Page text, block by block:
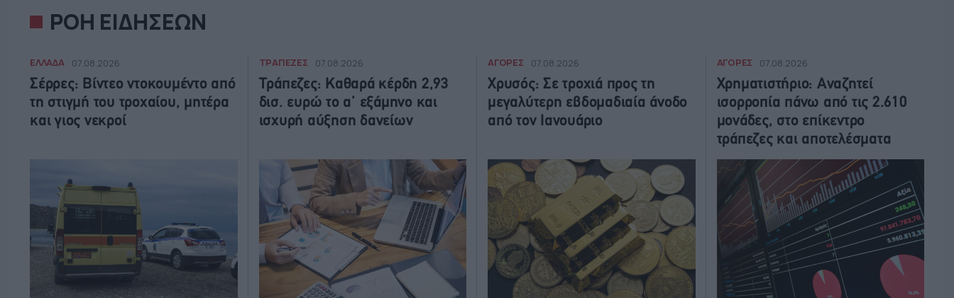
ΡΟΗ ΕΙΔΗΣΕΩΝ
ΕΛΛΑΔΑ 07.08.2026
Σέρρες: Βίντεο ντοκουμέντο από
τη στιγμή του τροχαίου, μητέρα
και γιος νεκροί
ΤΡΑΠΕΖΕΣ 07.08.2026
Τράπεζες: Καθαρά κέρδη 2,93
δισ. ευρώ το α’ εξάμηνο και
ισχυρή αύξηση δανείων
ΑΓΟΡΕΣ 07.08.2026
Χρυσός: Σε τροχιά προς τη
μεγαλύτερη εβδομαδιαία άνοδο
από τον Ιανουάριο
ΑΓΟΡΕΣ 07.08.2026
Χρηματιστήριο: Αναζητεί
ισορροπία πάνω από τις 2.610
μονάδες, στο επίκεντρο
τράπεζες και αποτελέσματα